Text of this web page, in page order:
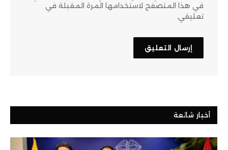
في هذا المتصفح لاستخدامها المرة المقبلة في
تعليقي.
أخبار شائعة